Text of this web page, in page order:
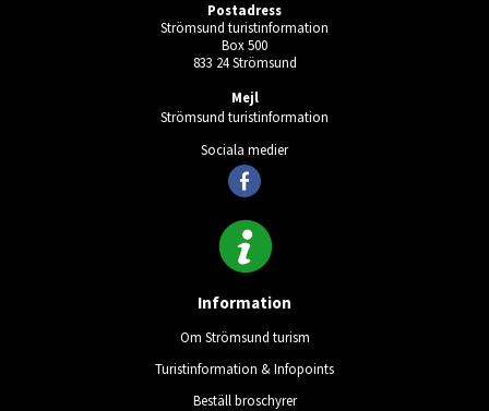
Postadress
Strömsund turistinformation
Box 500
833 24 Strömsund
Mejl
Strömsund turistinformation
Sociala medier
Information
Om Strömsund turism
Turistinformation & Infopoints
Beställ broschyrer